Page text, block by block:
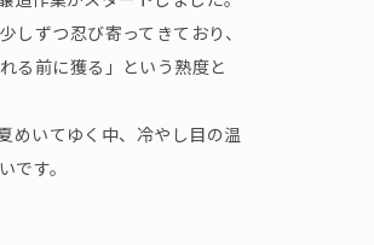
ずつ忍び寄ってきており、
る前に獲る」という熟度と
めいてゆく中、冷やし目の温
す。